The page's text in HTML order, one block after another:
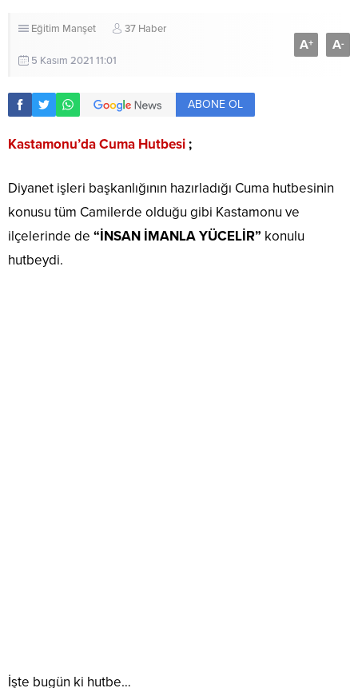
Eğitim Manşet 37 Haber
5 Kasım 2021 11:01
A+ A-
ABONE OL
Kastamonu’da Cuma Hutbesi;
Diyanet işleri başkanlığının hazırladığı Cuma hutbesinin
konusu tüm Camilerde olduğu gibi Kastamonu ve
ilçelerinde de “İNSAN İMANLA YÜCELİR” konulu
hutbeydi.
İşte bugün ki hutbe…